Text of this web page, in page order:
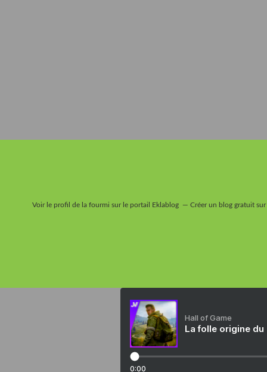
Voir le profil de la fourmi sur le portail Eklablog Créer un blog gratuit
Hall of Game
La folle origine
0:00